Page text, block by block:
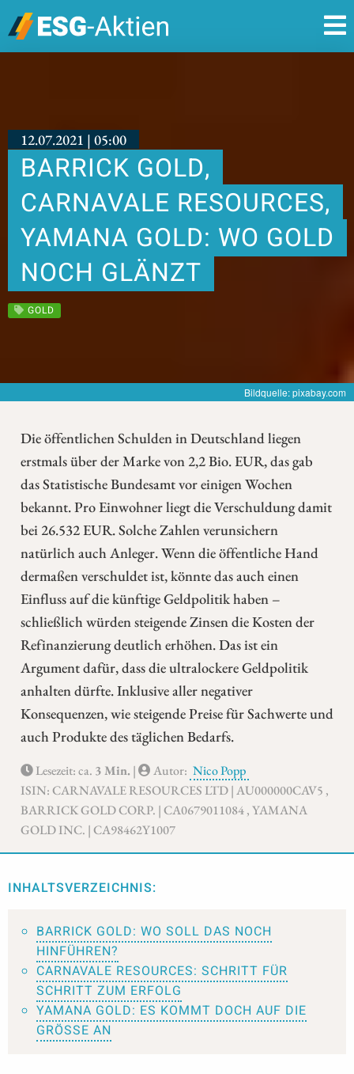
12.07.2021 | 05:00
BARRICK GOLD,
CARNAVALE RESOURCES,
YAMANA GOLD: WO GOLD
NOCH GLÄNZT
GOLD
Bildquelle: pixabay.com
Die öffentlichen Schulden in Deutschland liegen
erstmals über der Marke von 2,2 Bio. EUR, das gab
das Statistische Bundesamt vor einigen Wochen
bekannt. Pro Einwohner liegt die Verschuldung damit
bei 26.532 EUR. Solche Zahlen verunsichern
natürlich auch Anleger. Wenn die öffentliche Hand
dermaßen verschuldet ist, könnte das auch einen
Einfluss auf die künftige Geldpolitik haben –
schließlich würden steigende Zinsen die Kosten der
Refinanzierung deutlich erhöhen. Das ist ein
Argument dafür, dass die ultralockere Geldpolitik
anhalten dürfte. Inklusive aller negativer
Konsequenzen, wie steigende Preise für Sachwerte und
auch Produkte des täglichen Bedarfs.
Lesezeit: ca. 3 Min. | Autor: Nico Popp
ISIN: CARNAVALE RESOURCES LTD | AU000000CAV5 ,
BARRICK GOLD CORP. | CA0679011084 , YAMANA
GOLD INC. | CA98462Y1007
INHALTSVERZEICHNIS:
BARRICK GOLD: WO SOLL DAS NOCH
HINFÜHREN?
CARNAVALE RESOURCES: SCHRITT FÜR
SCHRITT ZUM ERFOLG
YAMANA GOLD: ES KOMMT DOCH AUF DIE
GRÖSSE AN